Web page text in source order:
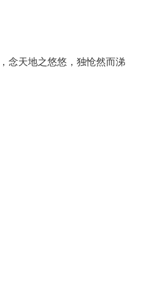
念天地之悠悠，独怆然而涕